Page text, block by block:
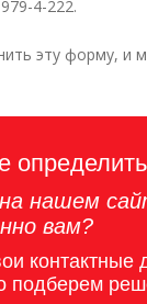
4-222.
эту форму, и
нашем
вам?
подберем